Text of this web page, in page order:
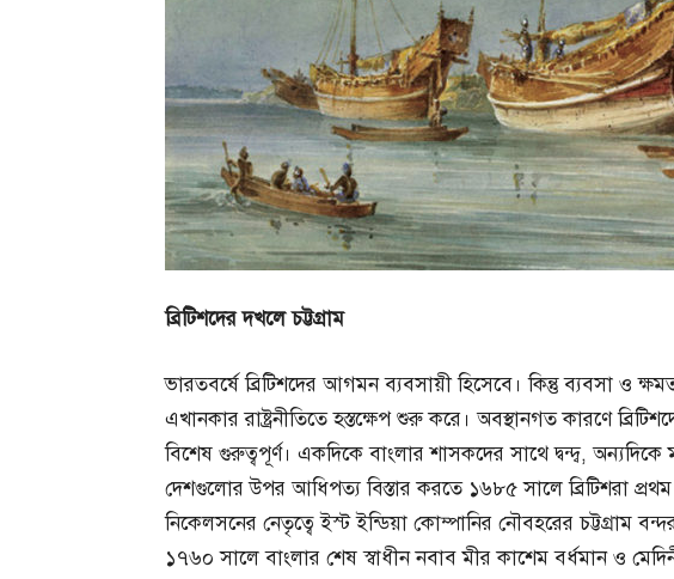
ব্রিটিশদের দখলে চট্টগ্রাম
ভারতবর্ষে ব্রিটিশদের আগমন ব্যবসায়ী হিসেবে। কিন্তু ব্যবসা ও
এখানকার রাষ্ট্রনীতিতে হস্তক্ষেপ শুরু করে। অবস্থানগত কারণে
বিশেষ গুরুত্বপূর্ণ। একদিকে বাংলার শাসকদের সাথে দ্বন্দ্ব,
দেশগুলোর উপর আধিপত্য বিস্তার করতে ১৬৮৫ সালে ব্রিটিশরা প্রথম
নিকেলসনের নেতৃত্বে ইস্ট ইন্ডিয়া কোম্পানির নৌবহরের চট্টগ্রাম
১৭৬০ সালে বাংলার শেষ স্বাধীন নবাব মীর কাশেম বর্ধমান ও